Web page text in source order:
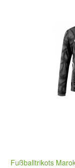
Fußballtrikots